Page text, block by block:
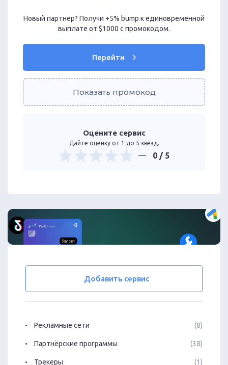
Новый партнер? Получи +5% bump к единовременной
выплате от $1000 с промокодом.
Перейти
Показать промокод
Оцените сервис
Дайте оценку от 1 до 5 звезд.
0 / 5
Добавить сервис
Рекламные сети (8)
Партнёрские программы (38)
Трекеры (1)